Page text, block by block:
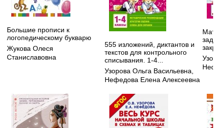
Большие прописи к
логопедическому букварю
Жукова Олеся
Станиславовна
555 изложений, диктантов и
текстов для контрольного
списывания. 1-4...
Узорова Ольга Васильевна,
Нефедова Елена Алексеевна